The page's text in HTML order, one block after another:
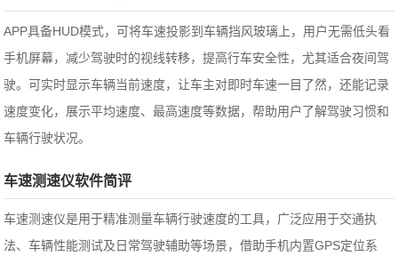
APP具备HUD模式，可将车速投影到车辆挡风玻璃上，用户无需低头看
手机屏幕，减少驾驶时的视线转移，提高行车安全性，尤其适合夜间驾
驶。可实时显示车辆当前速度，让车主对即时车速一目了然，还能记录
速度变化，展示平均速度、最高速度等数据，帮助用户了解驾驶习惯和
车辆行驶状况。
车速测速仪软件简评
车速测速仪是用于精准测量车辆行驶速度的工具，广泛应用于交通执
法、车辆性能测试及日常驾驶辅助等场景，借助手机内置GPS定位系